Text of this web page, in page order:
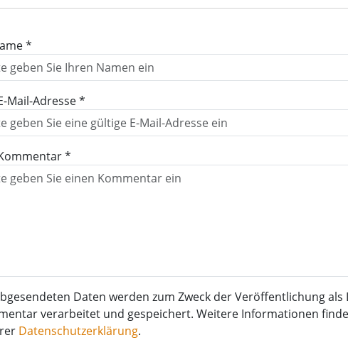
*
Mail-Adresse *
*
Daten werden zum Zweck der Veröffentlichung als
verarbeitet und gespeichert. Weitere Informationen
Datenschutzerklärung.